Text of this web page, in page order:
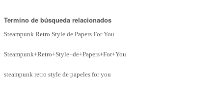
Somos Kimidori
Termino de búsqueda relacionados
Steampunk Retro Style de Papers For You
Steampunk+Retro+Style+de+Papers+For+You
steampunk retro style de papeles for you